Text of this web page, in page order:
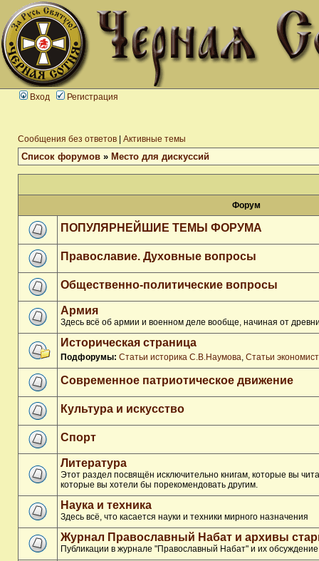
Вход Регистрация
Сообщения без ответов Активные темы
Список форумов » Место для дискуссий
Форум
ПОПУЛЯРНЕЙШИЕ ТЕМЫ ФОРУМА
Православие. Духовные вопросы
Общественно-политические вопросы
Армия
Здесь всё об армии и военном деле вообще, начиная от
Историческая страница
Подфорумы: Статьи историка С.В.Наумова, Статьи
Современное патриотическое движение
Культура и искусство
Спорт
Литература
Этот раздел посвящён исключительно книгам, которые вы
которые вы хотели бы порекомендовать другим.
Наука и техника
Здесь всё, что касается науки и техники мирного назначения
Журнал Православный Набат и архивы
Публикации в журнале "Православный Набат" и их обсуждение